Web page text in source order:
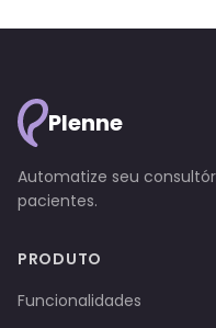
Plenne
Automatize seu
pacientes.
PRODUTO
Funcionalidades